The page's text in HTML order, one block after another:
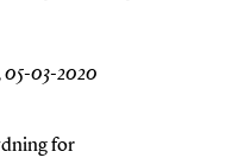
05-03-2020
for